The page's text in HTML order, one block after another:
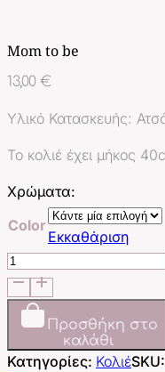
Mom to be
13,00 €
Υλικό Κατασκευής:
Το κολιέ έχει μήκος
Χρώματα:
Color
Εκκαθάριση
Mom
to
be
ποσότηταΠροσθήκη στο
καλάθι
Κατηγορίες: ΚολιέSKU: